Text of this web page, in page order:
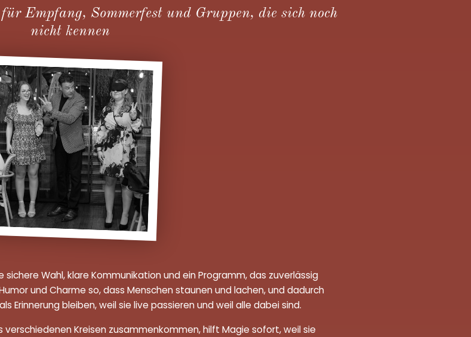
Empfang, Sommerfest und Gruppen, die sich noch
nicht kennen
Wahl, klare Kommunikation und ein Programm, das zuverlässig
und Charme so, dass Menschen staunen und lachen, und dadurch
Erinnerung bleiben, weil sie live passieren und weil alle dabei sind.
verschiedenen Kreisen zusammenkommen, hilft Magie sofort, weil sie